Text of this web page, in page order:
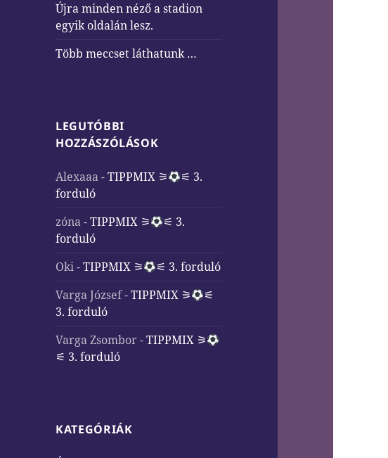
Újra minden néző a stadion
egyik oldalán lesz.
Több meccset láthatunk …
LEGUTÓBBI
HOZZÁSZÓLÁSOK
Alexaaa-TIPPMIX ⚞
⚟ 3.
forduló
zóna-TIPPMIX ⚞
⚟ 3.
forduló
Oki-TIPPMIX ⚞
⚟ 3. forduló
Varga József-TIPPMIX ⚞
⚟
3. forduló
Varga Zsombor -TIPPMIX ⚞
⚟ 3. forduló
KATEGÓRIÁK